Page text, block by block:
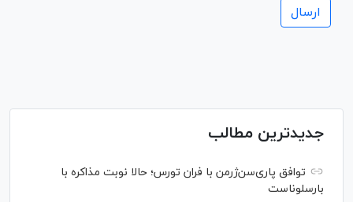
جدیدترین مطالب
توافق پاری‌سن‌ژرمن با فران تورس؛ حالا نوبت مذاکره با
بارسلوناست